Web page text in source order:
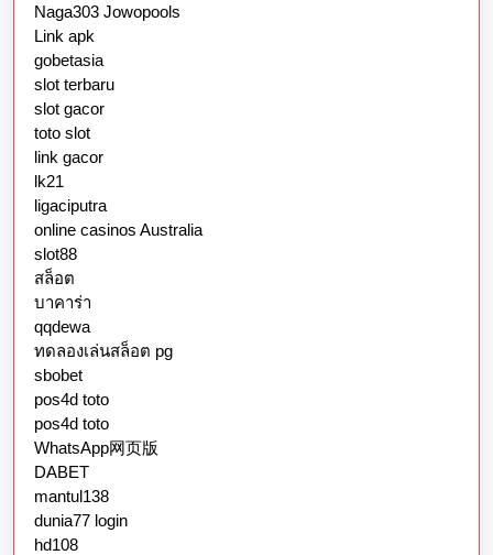
Naga303 Jowopools
Link apk
gobetasia
slot terbaru
slot gacor
toto slot
link gacor
lk21
ligaciputra
online casinos Australia
slot88
สล็อต
บาคาร่า
qqdewa
ทดลองเล่นสล็อต pg
sbobet
pos4d toto
pos4d toto
WhatsApp网页版
DABET
mantul138
dunia77 login
hd108